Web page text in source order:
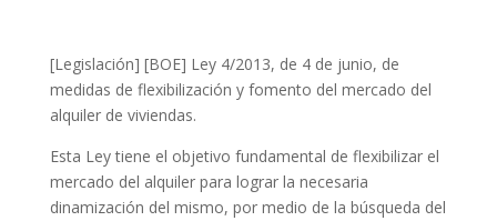
[Legislación] [BOE] Ley 4/2013, de 4 de junio, de
medidas de flexibilización y fomento del mercado del
alquiler de viviendas.
Esta Ley tiene el objetivo fundamental de flexibilizar el
mercado del alquiler para lograr la necesaria
dinamización del mismo, por medio de la búsqueda del